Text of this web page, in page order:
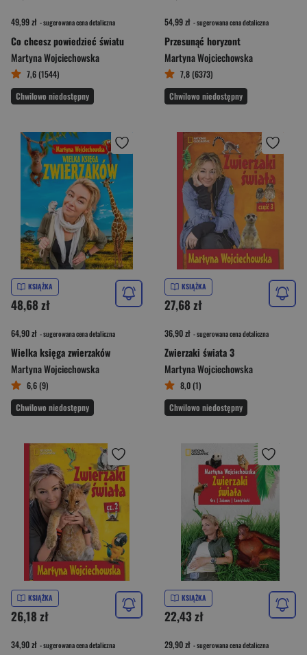
49,99 zł - sugerowana cena detaliczna
Co chcesz powiedzieć światu
Martyna Wojciechowska
7,6 (1544)
Chwilowo niedostępny
54,99 zł - sugerowana cena detaliczna
Przesunąć horyzont
Martyna Wojciechowska
7,8 (6373)
Chwilowo niedostępny
KSIĄŻKA
48,68 zł
64,90 zł - sugerowana cena detaliczna
Wielka księga zwierzaków
Martyna Wojciechowska
6,6 (9)
Chwilowo niedostępny
KSIĄŻKA
27,68 zł
36,90 zł - sugerowana cena detaliczna
Zwierzaki świata 3
Martyna Wojciechowska
8,0 (1)
Chwilowo niedostępny
KSIĄŻKA
26,18 zł
34,90 zł - sugerowana cena detaliczna
KSIĄŻKA
22,43 zł
29,90 zł - sugerowana cena detaliczna